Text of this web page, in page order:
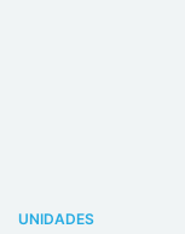
UNIDADES